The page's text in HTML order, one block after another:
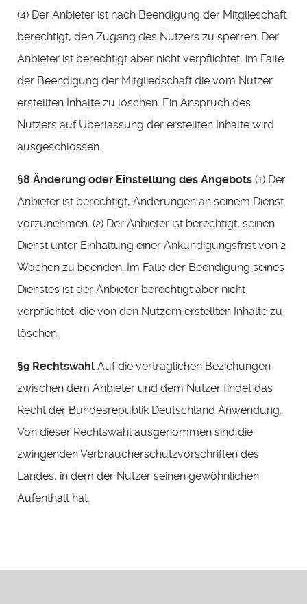
(4) Der Anbieter ist nach Beendigung der Mitglieschaft
berechtigt, den Zugang des Nutzers zu sperren. Der
Anbieter ist berechtigt aber nicht verpflichtet, im Falle
der Beendigung der Mitgliedschaft die vom Nutzer
erstellten Inhalte zu löschen. Ein Anspruch des
Nutzers auf Überlassung der erstellten Inhalte wird
ausgeschlossen.
§8 Änderung oder Einstellung des Angebots (1) Der
Anbieter ist berechtigt, Änderungen an seinem Dienst
vorzunehmen. (2) Der Anbieter ist berechtigt, seinen
Dienst unter Einhaltung einer Ankündigungsfrist von 2
Wochen zu beenden. Im Falle der Beendigung seines
Dienstes ist der Anbieter berechtigt aber nicht
verpflichtet, die von den Nutzern erstellten Inhalte zu
löschen.
§9 Rechtswahl Auf die vertraglichen Beziehungen
zwischen dem Anbieter und dem Nutzer findet das
Recht der Bundesrepublik Deutschland Anwendung.
Von dieser Rechtswahl ausgenommen sind die
zwingenden Verbraucherschutzvorschriften des
Landes, in dem der Nutzer seinen gewöhnlichen
Aufenthalt hat.